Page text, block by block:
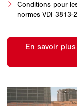
Conditions pour
normes VDI 3813-